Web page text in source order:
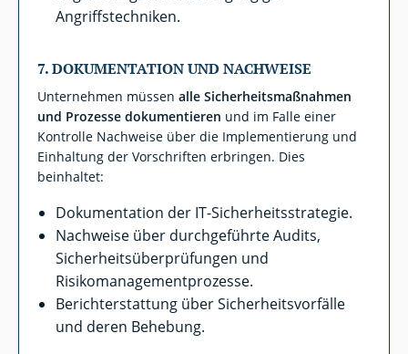
Angriffstechniken.
7.DOKUMENTATION UND NACHWEISE
Unternehmen müssen alle Sicherheitsmaßnahmen
und Prozesse dokumentieren und im Falle einer
Kontrolle Nachweise über die Implementierung und
Einhaltung der Vorschriften erbringen. Dies
beinhaltet:
Dokumentation der IT-Sicherheitsstrategie.
Nachweise über durchgeführte Audits,
Sicherheitsüberprüfungen und
Risikomanagementprozesse.
Berichterstattung über Sicherheitsvorfälle
und deren Behebung.